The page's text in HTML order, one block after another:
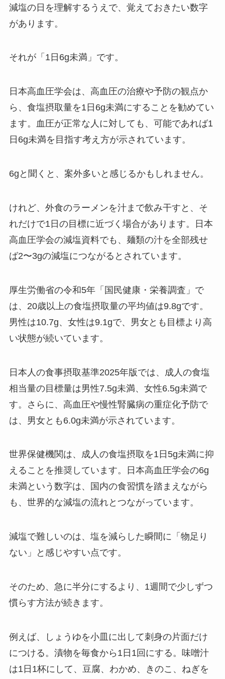
減塩の日を理解するうえで、覚えておきたい数字
があります。
それが「1日6g未満」です。
日本高血圧学会は、高血圧の治療や予防の観点か
ら、食塩摂取量を1日6g未満にすることを勧めてい
ます。血圧が正常な人に対しても、可能であれば1
日6g未満を目指す考え方が示されています。
6gと聞くと、案外多いと感じるかもしれません。
けれど、外食のラーメンを汁まで飲み干すと、そ
れだけで1日の目標に近づく場合があります。日本
高血圧学会の減塩資料でも、麺類の汁を全部残せ
ば2〜3gの減塩につながるとされています。
厚生労働省の令和5年「国民健康・栄養調査」で
は、20歳以上の食塩摂取量の平均値は9.8gです。
男性は10.7g、女性は9.1gで、男女とも目標より高
い状態が続いています。
日本人の食事摂取基準2025年版では、成人の食塩
相当量の目標量は男性7.5g未満、女性6.5g未満で
す。さらに、高血圧や慢性腎臓病の重症化予防で
は、男女とも6.0g未満が示されています。
世界保健機関は、成人の食塩摂取を1日5g未満に抑
えることを推奨しています。日本高血圧学会の6g
未満という数字は、国内の食習慣を踏まえながら
も、世界的な減塩の流れとつながっています。
減塩で難しいのは、塩を減らした瞬間に「物足り
ない」と感じやすい点です。
そのため、急に半分にするより、1週間で少しずつ
慣らす方法が続きます。
例えば、しょうゆを小皿に出して刺身の片面だけ
につける。漬物を毎食から1日1回にする。味噌汁
は1日1杯にして、豆腐、わかめ、きのこ、ねぎを